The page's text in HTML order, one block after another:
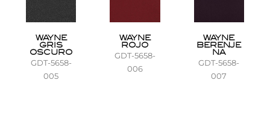
WAYNE
GRIS
OSCURO
GDT-5658-
005
WAYNE
ROJO
GDT-5658-
006
WAYNE
BERENJE
NA
GDT-5658-
007